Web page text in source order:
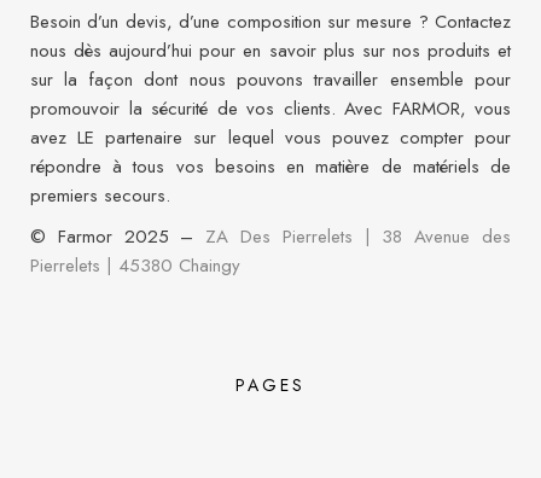
Besoin d’un devis, d’une composition sur mesure ? Contactez
nous dès aujourd’hui pour en savoir plus sur nos produits et
sur la façon dont nous pouvons travailler ensemble pour
promouvoir la sécurité de vos clients. Avec FARMOR, vous
avez LE partenaire sur lequel vous pouvez compter pour
répondre à tous vos besoins en matière de matériels de
premiers secours.
© Farmor 2025 – ZA Des Pierrelets | 38 Avenue des
Pierrelets | 45380 Chaingy
PAGES